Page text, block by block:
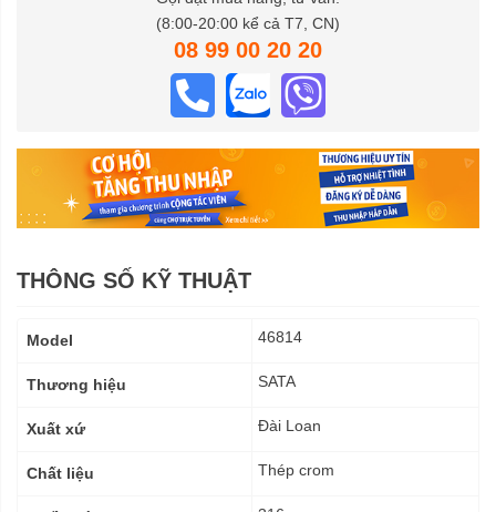
(8:00-20:00 kể cả T7, CN)
08 99 00 20 20
THÔNG SỐ KỸ THUẬT
kỹ
Model 46814
Thương hiệu SATA
Xuất xứ Đài Loan
Chất liệu Thép crom